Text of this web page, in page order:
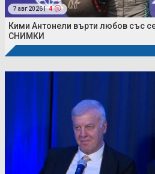
7 авг 2026 | 4
Кими Антонели върти любов със
СНИМКИ